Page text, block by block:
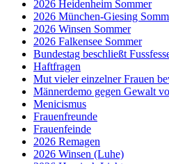
2026 Heidenheim Sommer
2026 München-Giesing
2026 Winsen Sommer
2026 Falkensee Sommer
Bundestag beschließt
Haftfragen
Mut vieler einzelner Frauen
Männerdemo gegen Gewalt
Menicismus
Frauenfreunde
Frauenfeinde
2026 Remagen
2026 Winsen (Luhe)